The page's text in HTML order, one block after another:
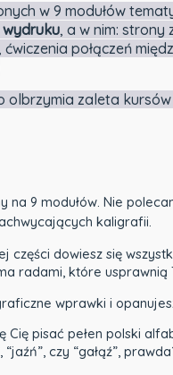
w 9 modułów
, a w nim: strony
połączeń
zaleta
na 9 modułów. Nie
kaligrafii.
części dowiesz się
radami, które usprawnią
wprawki i
Cię pisać pełen polski
czy “gałąź”,